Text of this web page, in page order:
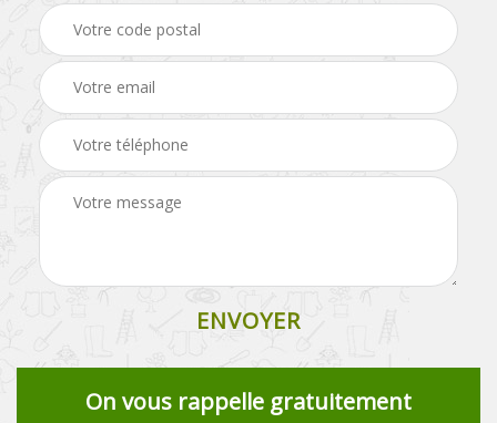
On vous rappelle gratuitement